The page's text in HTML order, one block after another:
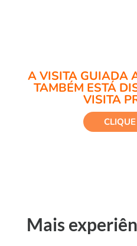
A VISITA GUIADA
TAMBÉM ESTÁ
VISITA
Mais